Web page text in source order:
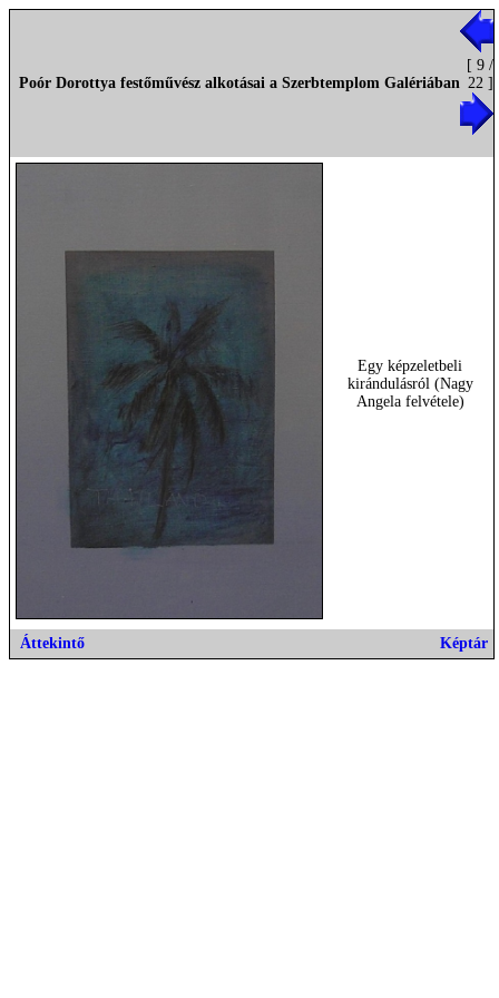
Poór Dorottya festőművész alkotásai a Szerbtemplom Galériában
[ 9 /
22 ]
Egy képzeletbeli
kirándulásról (Nagy
Angela felvétele)
Áttekintő Képtár